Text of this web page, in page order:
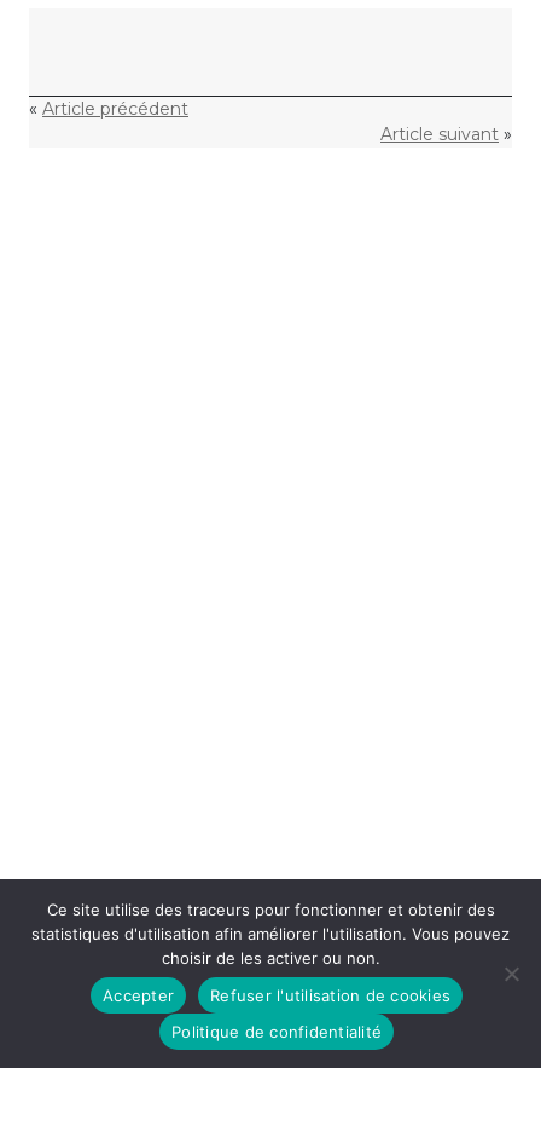
« Article précédent
Article suivant »
Ce site utilise des traceurs pour fonctionner et obtenir des
statistiques d'utilisation afin améliorer l'utilisation. Vous pouvez
choisir de les activer ou non.
Accepter
Refuser l'utilisation de cookies
Politique de confidentialité